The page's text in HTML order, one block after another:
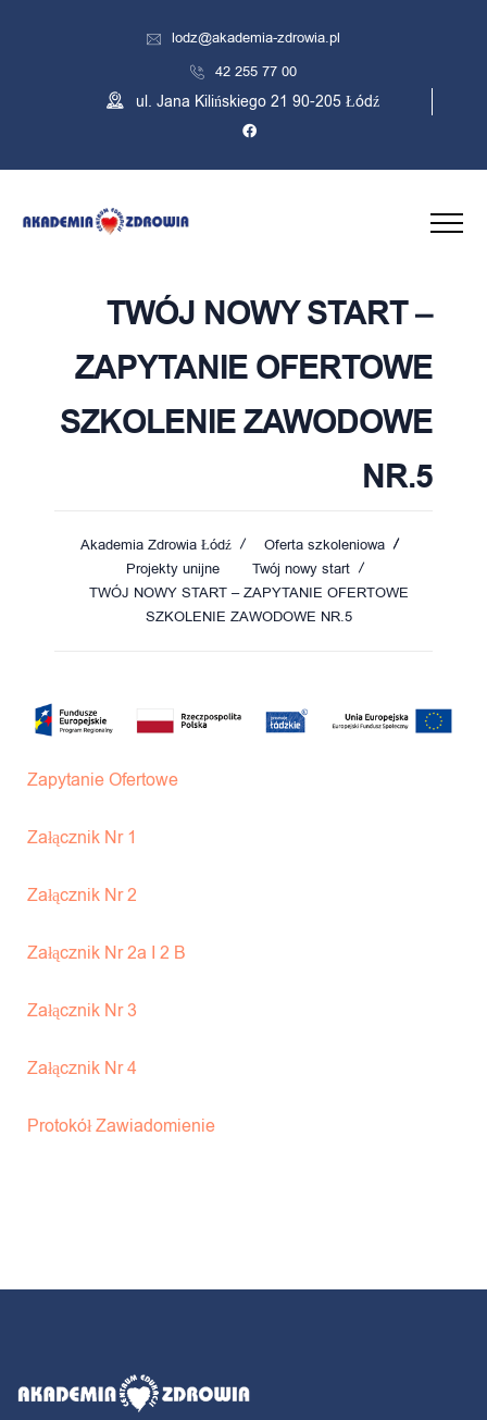
lodz@akademia-zdrowia.pl
42 255 77 00
ul. Jana Kilińskiego 21 90-205 Łódź
TWÓJ NOWY START –
ZAPYTANIE OFERTOWE
SZKOLENIE ZAWODOWE
NR.5
Akademia Zdrowia Łódź
Oferta szkoleniowa
Projekty unijne
Twój nowy start
TWÓJ NOWY START – ZAPYTANIE OFERTOWE
SZKOLENIE ZAWODOWE NR.5
Zapytanie Ofertowe
Załącznik Nr 1
Załącznik Nr 2
Załącznik Nr 2a I 2 B
Załącznik Nr 3
Załącznik Nr 4
Protokół Zawiadomienie